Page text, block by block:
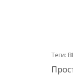
Теги: